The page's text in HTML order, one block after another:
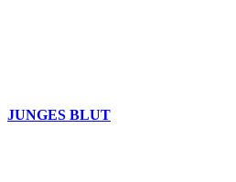
JUNGES BLUT